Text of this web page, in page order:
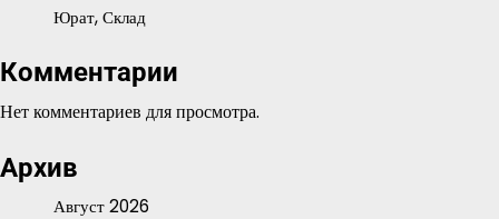
Юрат, Склад
Комментарии
Нет комментариев для просмотра.
Архив
Август 2026